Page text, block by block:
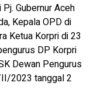
Gubernur Aceh
Kepala OPD di
Ketua Korpri di 23
DP Korpri
Dewan Pengurus
2023 tanggal 2